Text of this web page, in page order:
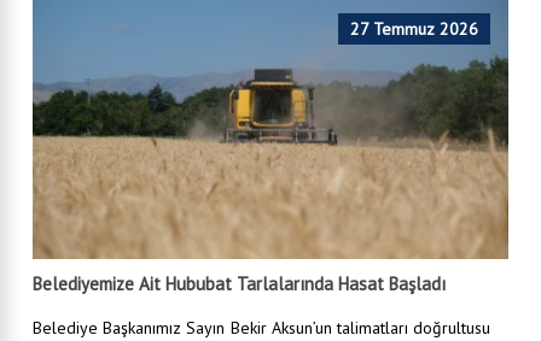
27 Temmuz 2026
Belediyemize Ait Hububat Tarlalarında Hasat Başladı
Belediye Başkanımız Sayın Bekir Aksun’un talimatları doğrultusu